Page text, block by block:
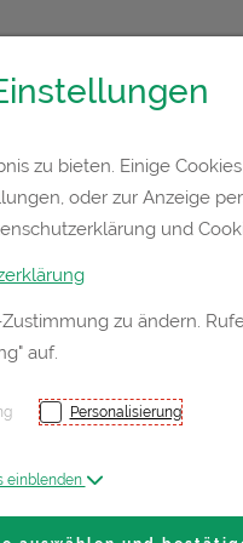
zu bieten. Einige
oder zur Anzeige
und
zu ändern.
auf.
Personalisierung
einblenden